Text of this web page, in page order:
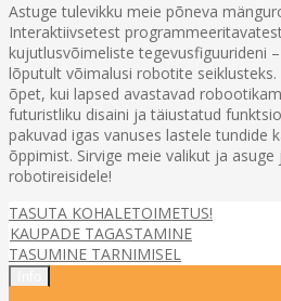
Astuge tulevikku meie põneva
Interaktiivsetest
kujutlusvõimeliste tegevusfiguurideni
lõputult võimalusi robotite
õpet, kui lapsed avastavad
futuristliku disaini ja täiustatud
pakuvad igas vanuses lastele tundide
õppimist. Sirvige meie valikut ja
robotireisidele!
TASUTA KOHALETOIMETUS!
KAUPADE TAGASTAMINE
TASUMINE TARNIMISEL